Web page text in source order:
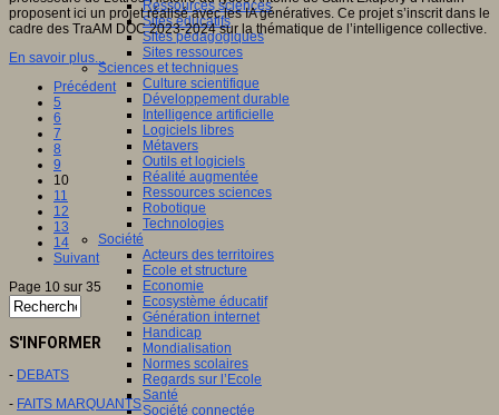
Ressources sciences
Sites éducatifs
Sites pédagogiques
Sites ressources
Sciences et techniques
Culture scientifique
Développement durable
Intelligence artificielle
Logiciels libres
Métavers
Outils et logiciels
Réalité augmentée
Ressources sciences
Robotique
Technologies
Société
Acteurs des territoires
Ecole et structure
Economie
Ecosystème éducatif
Génération internet
Handicap
Mondialisation
Normes scolaires
Regards sur l’Ecole
Santé
Société connectée
proposent ici un projet réalisé avec les IA génératives. Ce projet s’inscrit dans le
cadre des TraAM DOC 2023-2024 sur la thématique de l’intelligence collective.
En savoir plus...
Précédent
5
6
7
8
9
10
11
12
13
14
Suivant
Page 10 sur 35
S'INFORMER
- DEBATS
- FAITS MARQUANTS